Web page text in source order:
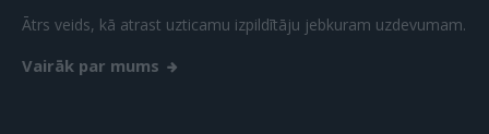
Ātrs veids, kā atrast uzticamu izpildītāju jebkuram uzdevumam.
Vairāk par mums